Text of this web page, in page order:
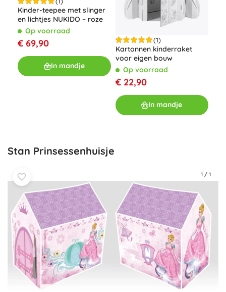
Kinder-teepee met slinger
en lichtjes NUKIDO – roze
Op voorraad
€ 69,90
In mandje
(1)
Kartonnen kinderraket
voor eigen bouw
Op voorraad
€ 22,90
In mandje
Stan Prinsessenhuisje
1 / 1